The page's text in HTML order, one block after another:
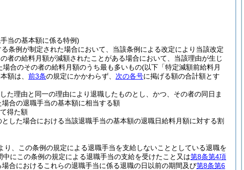
当の基本額に係る特例)
条例が制定された場合において、当該条例による改定により当該改定
者の給料月額が減額されたことがある場合において、当該理由が生じ
合のその者の給料月額のうち最も多いもの(以下「特定減額前給料月
額は、 前3条の規定にかかわらず、 次の各号に掲げる額の合計額とす
理由と同一の理由により退職したものとし、かつ、その者の同日ま
合の退職手当の基本額に相当する額
得た額
した場合における当該退職手当の基本額の退職日給料月額に対する割
り、この条例の規定による退職手当を支給しないこととしている退職を
中にこの条例の規定による退職手当の支給を受けたこと又は第8条第4項
合におけるこれらの退職手当に係る退職の日以前の期間及び第8条第6